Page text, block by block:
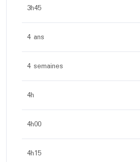
3h45
4 ans
4 semaines
4h
4h00
4h15